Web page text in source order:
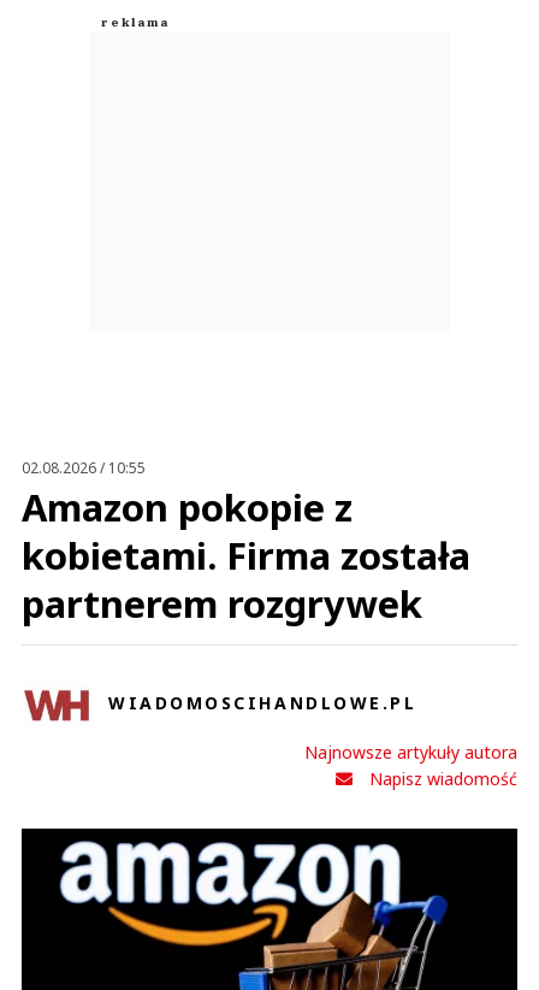
02.08.2026 / 10:55
Amazon pokopie z
kobietami. Firma została
partnerem rozgrywek
WIADOMOSCIHANDLOWE.PL
Najnowsze artykuły autora
Napisz wiadomość